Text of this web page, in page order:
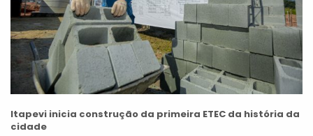
Itapevi inicia construção da primeira ETEC da história da
cidade